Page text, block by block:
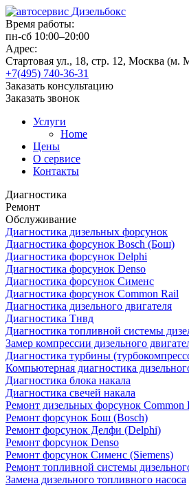
Время работы:
пн-сб 10:00–20:00
Адрес:
Стартовая ул., 18, стр. 12, Москва (м.
+7(495) 740-36-31
Заказать консультацию
Заказать звонок
Услуги
Home
Цены
О сервисе
Контакты
Диагностика
Ремонт
Обслуживание
Диагностика дизельных форсунок
Диагностика форсунок Bosch (Бош)
Диагностика форсунок Delphi
Диагностика форсунок Denso
Диагностика форсунок Сименс
Диагностика форсунок Common Rail
Диагностика дизельного двигателя
Диагностика Тнвд
Диагностика топливной системы
Замер компрессии дизельного
Диагностика турбины
Компьютерная диагностика
Диагностика блока накала
Диагностика свечей накала
Ремонт дизельных форсунок Common
Ремонт форсунок Бош (Bosch)
Ремонт форсунок Делфи (Delphi)
Ремонт форсунок Denso
Ремонт форсунок Сименс (Siemens)
Ремонт топливной системы
Замена дизельного топливного насоса